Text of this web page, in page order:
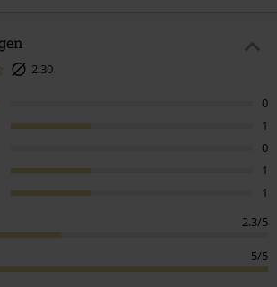
2.30
0
1
0
1
1
2.3/5
5/5